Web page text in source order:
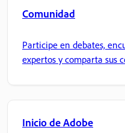
Comunidad
Participe en debates,
expertos y comparta sus
Inicio de Adobe